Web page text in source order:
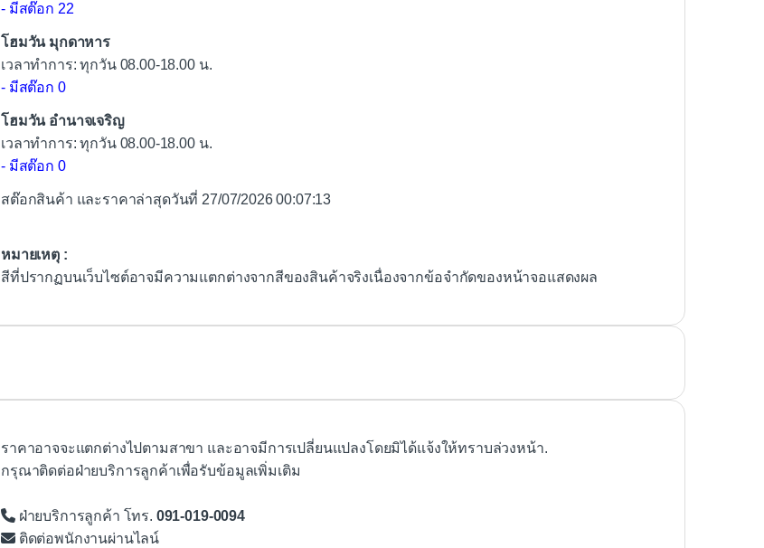
- มีสต๊อก 22
โฮมวัน มุกดาหาร
เวลาทำการ: ทุกวัน 08.00-18.00 น.
- มีสต๊อก 0
โฮมวัน อำนาจเจริญ
เวลาทำการ: ทุกวัน 08.00-18.00 น.
- มีสต๊อก 0
สต๊อกสินค้า และราคาล่าสุดวันที่ 27/07/2026 00:07:13
หมายเหตุ :
สีที่ปรากฏบนเว็บไซต์อาจมีความแตกต่างจากสีของสินค้าจริงเนื่องจากข้อจำกัดของหน้าจอแสดงผล
ราคาอาจจะแตกต่างไปตามสาขา และอาจมีการเปลี่ยนแปลงโดยมิได้แจ้งให้ทราบล่วงหน้า.
กรุณาติดต่อฝ่ายบริการลูกค้าเพื่อรับข้อมูลเพิ่มเติม
ฝ่ายบริการลูกค้า โทร. 091-019-0094
ติดต่อพนักงานผ่านไลน์